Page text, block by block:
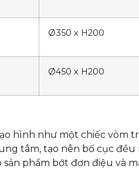
Ø350 x H200
Ø450 x H200
hình như một chiếc vòm
tâm, tạo nên bố cục đều
phẩm bớt đơn điệu và